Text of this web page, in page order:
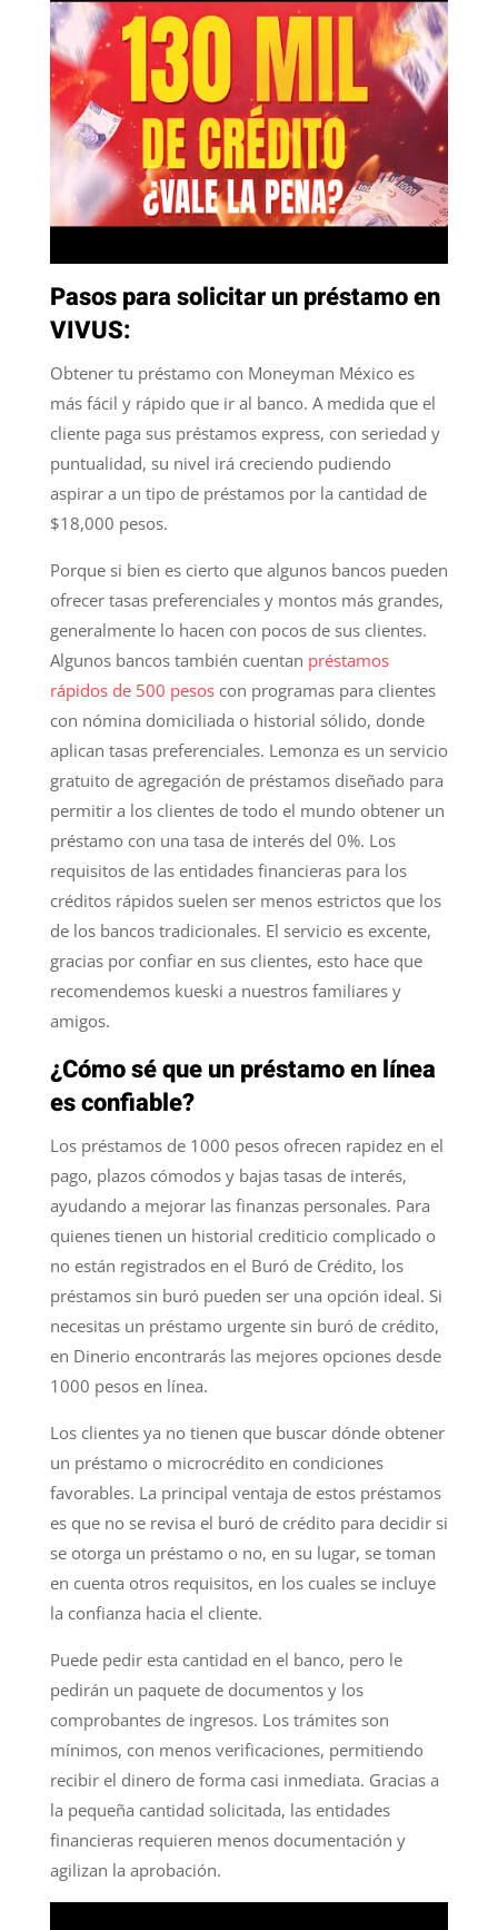
Pasos para solicitar un préstamo en
VIVUS:
Obtener tu préstamo con Moneyman México es
más fácil y rápido que ir al banco. A medida que el
cliente paga sus préstamos express, con seriedad y
puntualidad, su nivel irá creciendo pudiendo
aspirar a un tipo de préstamos por la cantidad de
$18,000 pesos.
Porque si bien es cierto que algunos bancos pueden
ofrecer tasas preferenciales y montos más grandes,
generalmente lo hacen con pocos de sus clientes.
Algunos bancos también cuentan préstamos
rápidos de 500 pesoscon programas para clientes
con nómina domiciliada o historial sólido, donde
aplican tasas preferenciales. Lemonza es un servicio
gratuito de agregación de préstamos diseñado para
permitir a los clientes de todo el mundo obtener un
préstamo con una tasa de interés del 0%. Los
requisitos de las entidades financieras para los
créditos rápidos suelen ser menos estrictos que los
de los bancos tradicionales. El servicio es excente,
gracias por confiar en sus clientes, esto hace que
recomendemos kueski a nuestros familiares y
amigos.
¿Cómo sé que un préstamo en línea
es confiable?
Los préstamos de 1000 pesos ofrecen rapidez en el
pago, plazos cómodos y bajas tasas de interés,
ayudando a mejorar las finanzas personales. Para
quienes tienen un historial crediticio complicado o
no están registrados en el Buró de Crédito, los
préstamos sin buró pueden ser una opción ideal. Si
necesitas un préstamo urgente sin buró de crédito,
en Dinerio encontrarás las mejores opciones desde
1000 pesos en línea.
Los clientes ya no tienen que buscar dónde obtener
un préstamo o microcrédito en condiciones
favorables. La principal ventaja de estos préstamos
es que no se revisa el buró de crédito para decidir si
se otorga un préstamo o no, en su lugar, se toman
en cuenta otros requisitos, en los cuales se incluye
la confianza hacia el cliente.
Puede pedir esta cantidad en el banco, pero le
pedirán un paquete de documentos y los
comprobantes de ingresos. Los trámites son
mínimos, con menos verificaciones, permitiendo
recibir el dinero de forma casi inmediata. Gracias a
la pequeña cantidad solicitada, las entidades
financieras requieren menos documentación y
agilizan la aprobación.